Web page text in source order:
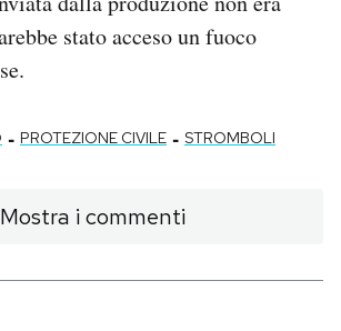
stato acceso un fuoco
- PROTEZIONE CIVILE - STROMBOLI
Mostra i commenti